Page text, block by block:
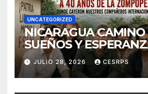
UNCATEGORIZED
NICARAGUA CAMINO
SUEÑOS Y ESPERANZAS.
años de La
donde cayeron
compañeros
JULIO 28, 2026 CESRPS